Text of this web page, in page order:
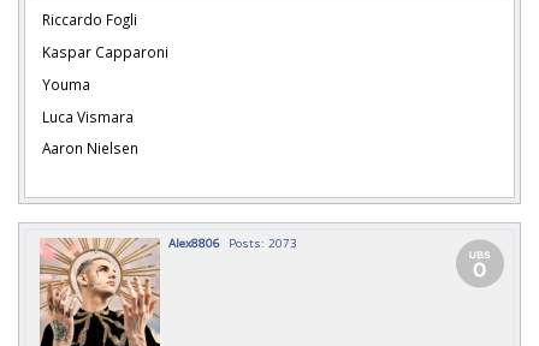
Riccardo Fogli
Kaspar Capparoni
Youma
Luca Vismara
Aaron Nielsen
Alex8806 Posts: 2073